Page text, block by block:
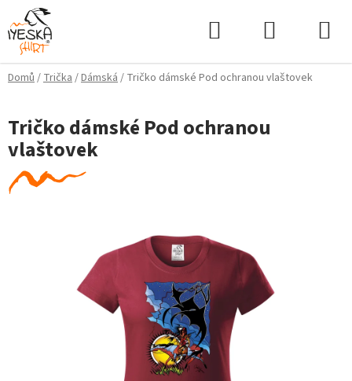
Přejít
na
obsah
Domů/Trička/Dámská/ Tričko dámské Pod ochranou vlaštovek
Tričko dámské Pod ochranou
vlaštovek